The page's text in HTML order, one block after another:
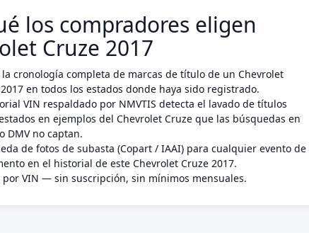
los compradores eligen
Cruze 2017
cronología completa de marcas de título de un Chevrolet
en todos los estados donde haya sido registrado.
VIN respaldado por NMVTIS detecta el lavado de títulos
en ejemplos del Chevrolet Cruze que las búsquedas en
DMV no captan.
de fotos de subasta (Copart / IAAI) para cualquier evento de
en el historial de este Chevrolet Cruze 2017.
por VIN — sin suscripción, sin mínimos mensuales.